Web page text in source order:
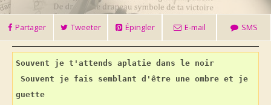
Partager Tweeter Épingler E-mail SMS
Souvent je t'attends aplatie dans le noir
Souvent je fais semblant d'être une ombre et je
guette